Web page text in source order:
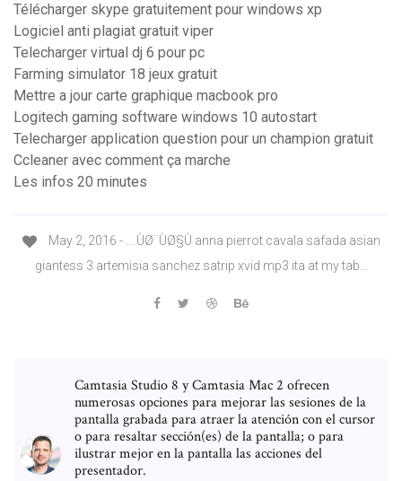
Télécharger skype gratuitement pour windows xp
Logiciel anti plagiat gratuit viper
Telecharger virtual dj 6 pour pc
Farming simulator 18 jeux gratuit
Mettre a jour carte graphique macbook pro
Logitech gaming software windows 10 autostart
Telecharger application question pour un champion gratuit
Ccleaner avec comment ça marche
Les infos 20 minutes
May 2, 2016 - ... ÙØ¨ÙØ§Ù anna pierrot cavala safada asian
giantess 3 artemisia sanchez satrip xvid mp3 ita at my tab...
Camtasia Studio 8 y Camtasia Mac 2 ofrecen
numerosas opciones para mejorar las sesiones de la
pantalla grabada para atraer la atención con el cursor
o para resaltar sección(es) de la pantalla; o para
ilustrar mejor en la pantalla las acciones del
presentador.